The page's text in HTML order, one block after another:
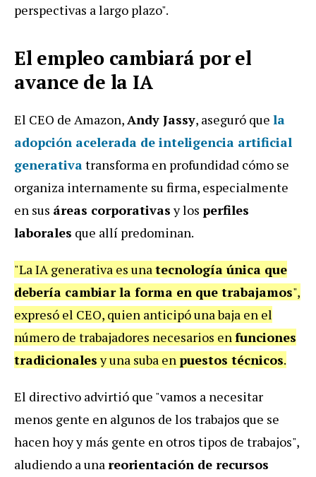
perspectivas a largo plazo".
El empleo cambiará por el
avance de la IA
El CEO de Amazon,Andy Jassy, aseguró que la
adopción acelerada de inteligencia artificial
generativatransforma en profundidad cómo se
organiza internamente su firma, especialmente
en sus áreas corporativasy los perfiles
laborales que allí predominan.
"La IA generativa es unatecnología única que
debería cambiar la forma en que trabajamos",
expresó el CEO, quien anticipó una baja en el
número de trabajadores necesarios enfunciones
tradicionalesy una suba enpuestos técnicos.
El directivo advirtió que "vamos a necesitar
menos gente en algunos de los trabajos que se
hacen hoy y más gente en otros tipos de trabajos",
aludiendo a unareorientación de recursos